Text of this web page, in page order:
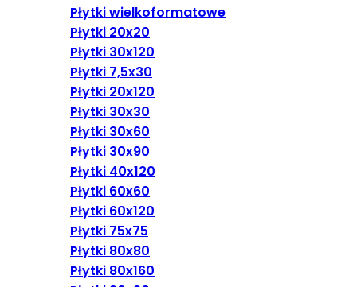
Płytki wielkoformatowe
Płytki 20x20
Płytki 30x120
Płytki 7,5x30
Płytki 20x120
Płytki 30x30
Płytki 30x60
Płytki 30x90
Płytki 40x120
Płytki 60x60
Płytki 60x120
Płytki 75x75
Płytki 80x80
Płytki 80x160